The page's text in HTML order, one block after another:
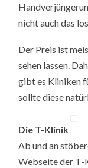
nicht auch das
Der Preis ist
sehen lassen.
gibt es Kliniken
sollte diese
Die T-Klinik
Ab und an
Webseite der T-